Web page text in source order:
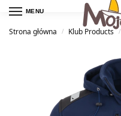
MENU
Strona główna
/ Klub Products /